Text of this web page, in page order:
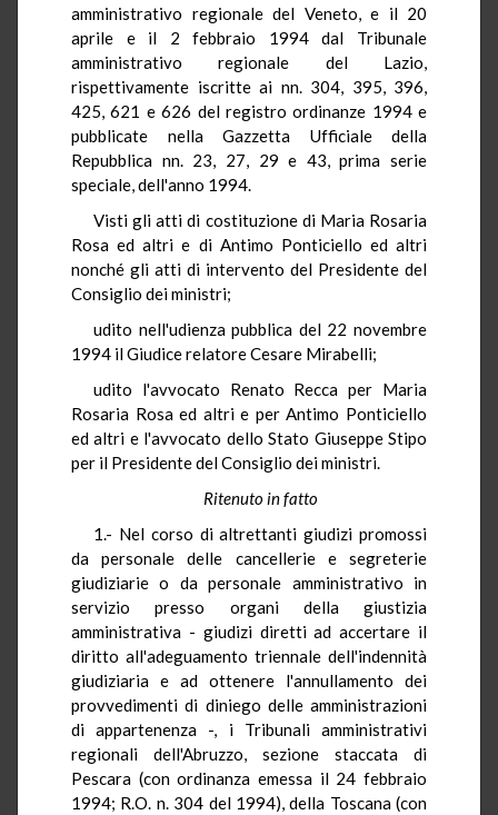
amministrativo regionale del Veneto, e il 20
aprile e il 2 febbraio 1994 dal Tribunale
amministrativo regionale del Lazio,
rispettivamente iscritte ai nn. 304, 395, 396,
425, 621 e 626 del registro ordinanze 1994 e
pubblicate nella Gazzetta Ufficiale della
Repubblica nn. 23, 27, 29 e 43, prima serie
speciale, dell'anno 1994.
Visti gli atti di costituzione di Maria Rosaria
Rosa ed altri e di Antimo Ponticiello ed altri
nonché gli atti di intervento del Presidente del
Consiglio dei ministri;
udito nell'udienza pubblica del 22 novembre
1994 il Giudice relatore Cesare Mirabelli;
udito l'avvocato Renato Recca per Maria
Rosaria Rosa ed altri e per Antimo Ponticiello
ed altri e l'avvocato dello Stato Giuseppe Stipo
per il Presidente del Consiglio dei ministri.
Ritenuto in fatto
1.- Nel corso di altrettanti giudizi promossi
da personale delle cancellerie e segreterie
giudiziarie o da personale amministrativo in
servizio presso organi della giustizia
amministrativa - giudizi diretti ad accertare il
diritto all'adeguamento triennale dell'indennità
giudiziaria e ad ottenere l'annullamento dei
provvedimenti di diniego delle amministrazioni
di appartenenza -, i Tribunali amministrativi
regionali dell'Abruzzo, sezione staccata di
Pescara (con ordinanza emessa il 24 febbraio
1994; R.O. n. 304 del 1994), della Toscana (con